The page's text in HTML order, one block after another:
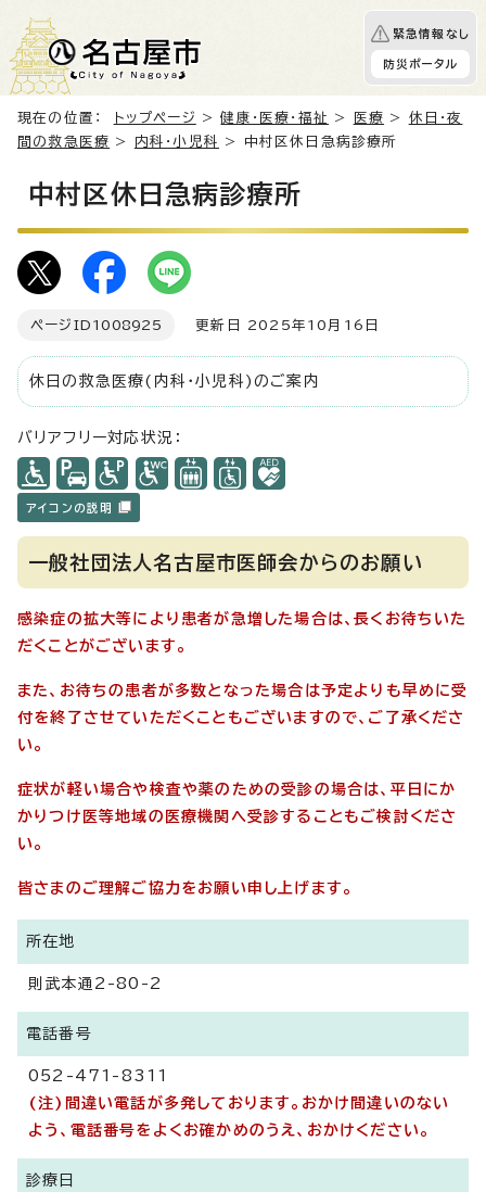
緊急情報なし
防災ポータル
現在の位置： トップページ >健康・医療・福祉 > 医療 > 休日・夜
間の救急医療 > 内科・小児科 > 中村区休日急病診療所
中村区休日急病診療所
ページID 1008925 更新日 2025年10月16日
休日の救急医療(内科・小児科)のご案内
バリアフリー対応状況：
アイコンの説明
一般社団法人名古屋市医師会からのお願い
感染症の拡大等により患者が急増した場合は、長くお待ちいた
だくことがございます。
また、お待ちの患者が多数となった場合は予定よりも早めに受
付を終了させていただくこともございますので、ご了承くださ
い。
症状が軽い場合や検査や薬のための受診の場合は、平日にか
かりつけ医等地域の医療機関へ受診することもご検討くださ
い。
皆さまのご理解ご協力をお願い申し上げます。
所在地
則武本通2-80-2
電話番号
052-471-8311
(注)間違い電話が多発しております。おかけ間違いのない
よう、電話番号をよくお確かめのうえ、おかけください。
診療日